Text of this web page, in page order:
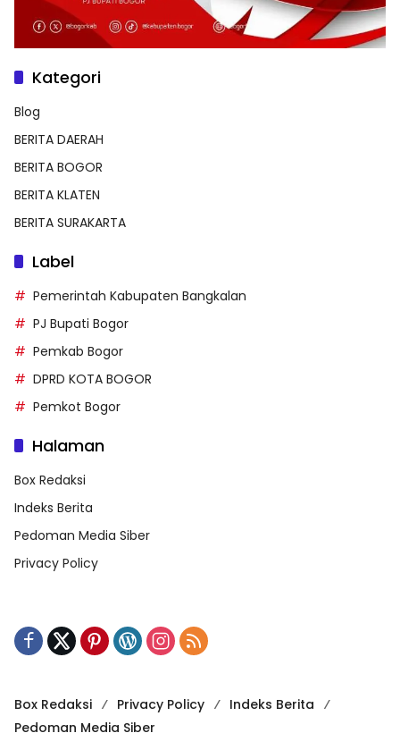
Kategori
Blog
BERITA DAERAH
BERITA BOGOR
BERITA KLATEN
BERITA SURAKARTA
Label
Pemerintah Kabupaten Bangkalan
PJ Bupati Bogor
Pemkab Bogor
DPRD KOTA BOGOR
Pemkot Bogor
Halaman
Box Redaksi
Indeks Berita
Pedoman Media Siber
Privacy Policy
Box Redaksi Privacy Policy
Indeks Berita
Pedoman Media Siber